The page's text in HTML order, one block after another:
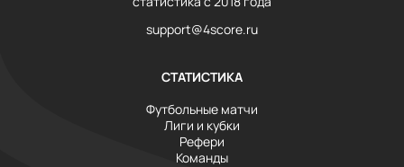
support@4score.ru
СТАТИСТИКА
Футбольные матчи
Лиги и кубки
Рефери
Команды